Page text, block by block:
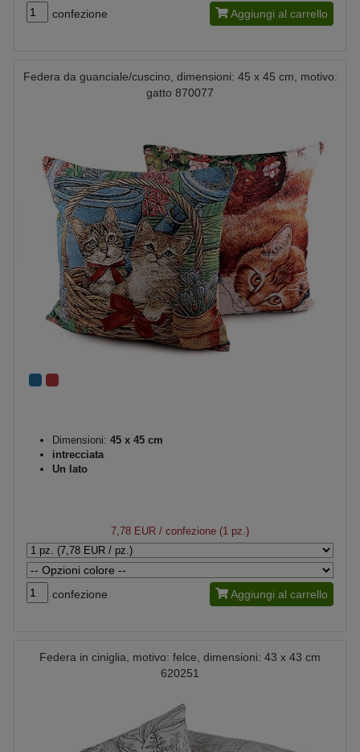
confezione Aggiungi al carrello
Federa da guanciale/cuscino, dimensioni: 45 x 45 cm, motivo:
gatto 870077
Dimensioni: 45 x 45 cm
intrecciata
Un lato
7,78 EUR / confezione (1 pz.)
confezione Aggiungi al carrello
Federa in ciniglia, motivo: felce, dimensioni: 43 x 43 cm
620251